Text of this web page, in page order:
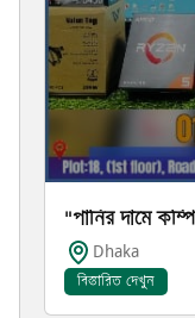
"পানির দামে
Dhaka
বিস্তারিত দেখুন